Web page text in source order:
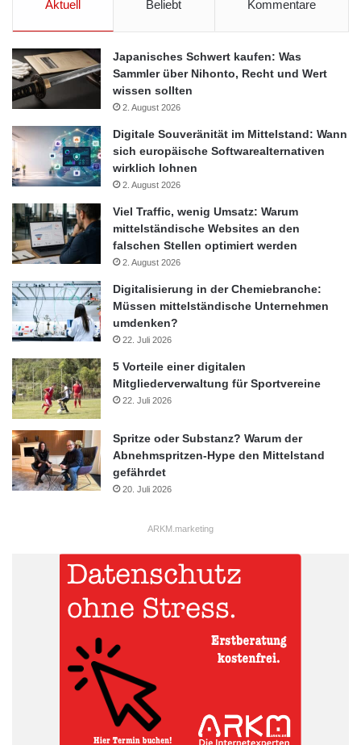
Aktuell Beliebt Kommentare
Japanisches Schwert kaufen: Was
Sammler über Nihonto, Recht und Wert
wissen sollten
2. August 2026
Digitale Souveränität im Mittelstand: Wann
sich europäische Softwarealternativen
wirklich lohnen
2. August 2026
Viel Traffic, wenig Umsatz: Warum
mittelständische Websites an den
falschen Stellen optimiert werden
2. August 2026
Digitalisierung in der Chemiebranche:
Müssen mittelständische Unternehmen
umdenken?
22. Juli 2026
5 Vorteile einer digitalen
Mitgliederverwaltung für Sportvereine
22. Juli 2026
Spritze oder Substanz? Warum der
Abnehmspritzen-Hype den Mittelstand
gefährdet
20. Juli 2026
ARKM.marketing